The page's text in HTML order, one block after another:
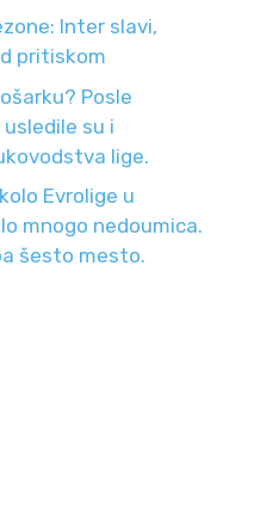
Inter slavi,
pritiskom
Posle
su i
lige.
Evrolige u
mnogo nedoumica.
šesto mesto.